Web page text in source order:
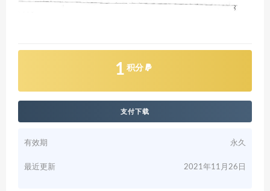
1 积分
支付下载
有效期 永久
最近更新 2021年11月26日